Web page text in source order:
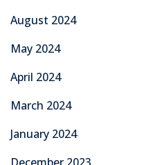
August 2024
May 2024
April 2024
March 2024
January 2024
December 2023